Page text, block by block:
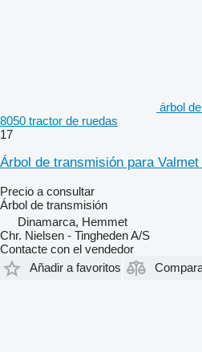
árbol
8050 tractor de ruedas
17
Árbol de transmisión para
Precio a consultar
Árbol de transmisión
Dinamarca, Hemmet
Chr. Nielsen - Tingheden A/S
Contacte con el vendedor
Añadir a favoritos